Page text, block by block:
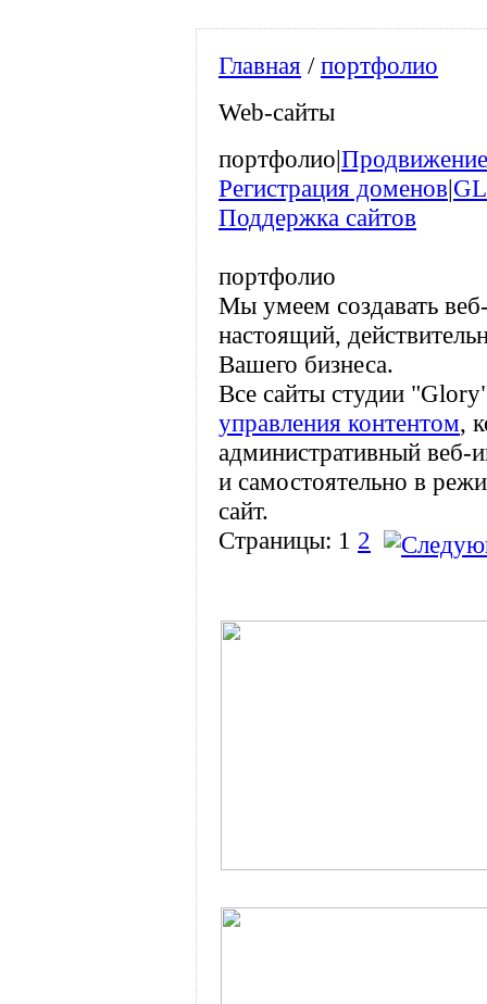
Главная /портфолио
Web-сайты
портфолио|Продвижение
Регистрация доменов|
Поддержка сайтов
портфолио
Мы умеем создавать
настоящий,
Вашего бизнеса.
Все сайты студии
управления контентом,
административный веб-
и самостоятельно в
сайт.
Страницы: 1 2